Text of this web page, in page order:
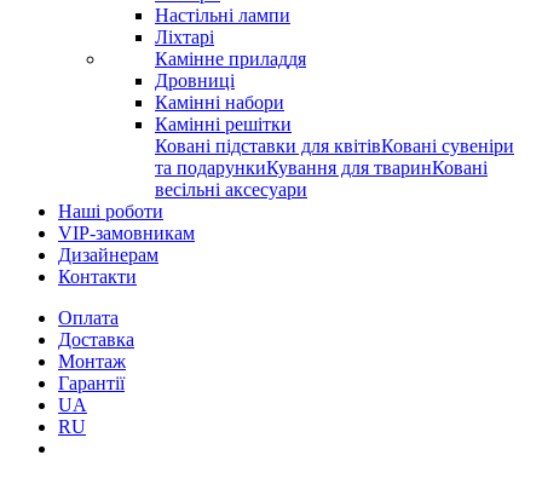
Настільні лампи
Ліхтарі
Камінне приладдя
Дровниці
Камінні набори
Камінні решітки
Ковані підставки для квітівКовані сувеніри
та подарункиКування для тваринКовані
весільні аксесуари
Наші роботи
VIP-замовникам
Дизайнерам
Контакти
Оплата
Доставка
Монтаж
Гарантії
UA
RU